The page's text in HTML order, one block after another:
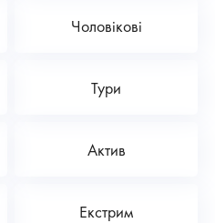
Чоловікові
Тури
Актив
Екстрим